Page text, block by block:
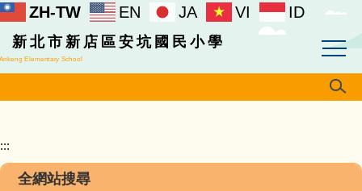
跳
主
要
容
ZH-TW EN JA VI ID
新北市新店區安坑國民小學
Elementary School
:::
全網站搜尋